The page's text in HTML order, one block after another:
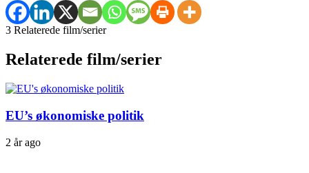
3 Relaterede film/serier
Relaterede film/serier
EU’s økonomiske politik
2 år ago